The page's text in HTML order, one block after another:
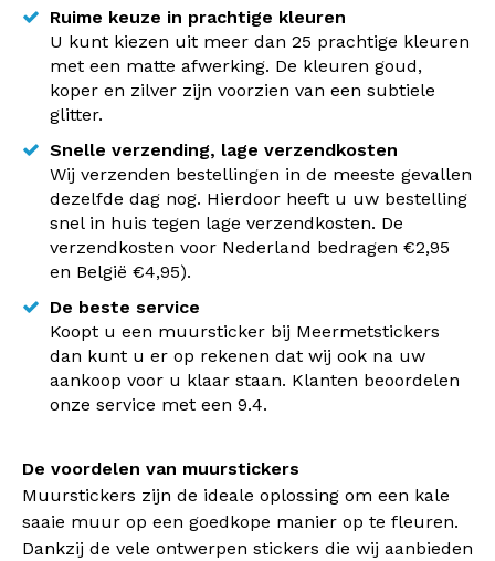
Ruime keuze in prachtige kleuren
U kunt kiezen uit meer dan 25 prachtige kleuren
met een matte afwerking. De kleuren goud,
koper en zilver zijn voorzien van een subtiele
glitter.
Snelle verzending, lage verzendkosten
Wij verzenden bestellingen in de meeste gevallen
dezelfde dag nog. Hierdoor heeft u uw bestelling
snel in huis tegen lage verzendkosten. De
verzendkosten voor Nederland bedragen €2,95
en België €4,95).
De beste service
Koopt u een muursticker bij Meermetstickers
dan kunt u er op rekenen dat wij ook na uw
aankoop voor u klaar staan. Klanten beoordelen
onze service met een 9.4.
De voordelen van muurstickers
Muurstickers zijn de ideale oplossing om een kale
saaie muur op een goedkope manier op te fleuren.
Dankzij de vele ontwerpen stickers die wij aanbieden